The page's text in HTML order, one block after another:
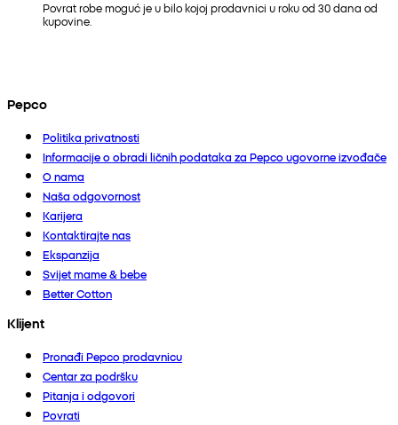
Povrat robe moguć je u bilo kojoj prodavnici u roku od 30 dana od
kupovine.
Pepco
Politika privatnosti
Informacije o obradi ličnih podataka za Pepco ugovorne izvođače
O nama
Naša odgovornost
Karijera
Kontaktirajte nas
Ekspanzija
Svijet mame & bebe
Better Cotton
Klijent
Pronađi Pepco prodavnicu
Centar za podršku
Pitanja i odgovori
Povrati